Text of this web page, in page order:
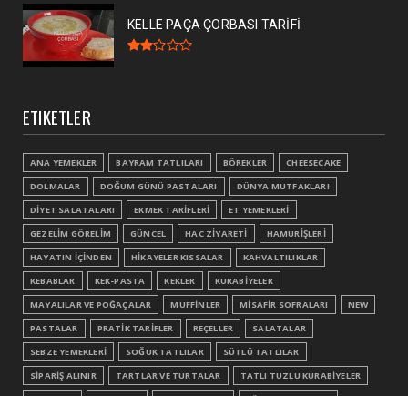
KELLE PAÇA ÇORBASI TARİFİ
ETIKETLER
ANA YEMEKLER BAYRAM TATLILARI BÖREKLER
CHEESECAKE
DOLMALAR
DOĞUM GÜNÜ PASTALARI
DÜNYA MUTFAKLARI
DİYET SALATALARI
EKMEK TARİFLERİ
ET YEMEKLERİ
GEZELİM GÖRELİM
GÜNCEL HAC ZİYARETİ
HAMURİŞLERİ
HAYATIN İÇİNDEN
HİKAYELER KISSALAR
KAHVALTILIKLAR
KEBABLAR
KEK-PASTA KEKLER
KURABİYELER
MAYALILAR VE POĞAÇALAR
MUFFİNLER MİSAFİR SOFRALARI
NEW
PASTALAR
PRATİK TARİFLER REÇELLER
SALATALAR
SEBZE YEMEKLERİ
SOĞUK TATLILAR
SÜTLÜ TATLILAR
SİPARİŞ ALINIR
TARTLAR VE TURTALAR
TATLI TUZLU KURABİYELER